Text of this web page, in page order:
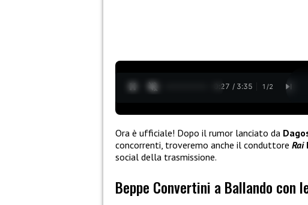
0:28 / 3:35 1 /2
Ora è ufficiale! Dopo il rumor lanciato da
concorrenti, troveremo anche il conduttore Rai
social della trasmissione.
Beppe Convertini a Ballando con